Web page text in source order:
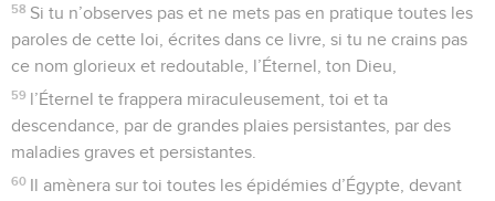
58 Si tu n’observes pas et ne mets pas en pratique toutes les
paroles de cette loi, écrites dans ce livre, si tu ne crains pas
ce nom glorieux et redoutable, l’Éternel, ton Dieu,
59 l’Éternel te frappera miraculeusement, toi et ta
descendance, par de grandes plaies persistantes, par des
maladies graves et persistantes.
60 Il amènera sur toi toutes les épidémies d’Égypte, devant